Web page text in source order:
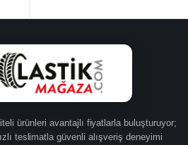
ürünleri avantajlı fiyatlarla buluşturuyor;
teslimatla güvenli alışveriş deneyimi